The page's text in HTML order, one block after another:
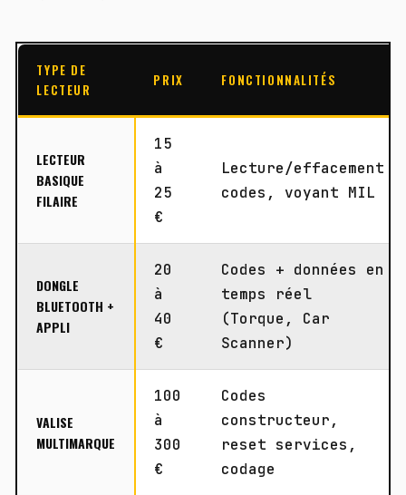
TYPE DE
LECTEUR
PRIX FONCTIONNALITÉS
LECTEUR
BASIQUE
FILAIRE
15
à
25
€
Lecture/effacement
codes, voyant MIL
DONGLE
BLUETOOTH +
APPLI
20
à
40
€
Codes + données en
temps réel
(Torque, Car
Scanner)
VALISE
MULTIMARQUE
100
à
300
€
Codes
constructeur,
reset services,
codage